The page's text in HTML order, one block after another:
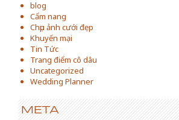
blog
Cẩm nang
Chụp ảnh cưới đẹp
Khuyến mại
Tin Tức
Trang điểm cô dâu
Uncategorized
Wedding Planner
META